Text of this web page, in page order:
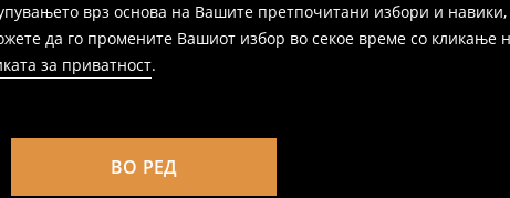
врз основа на Вашите претпочитани избори и
да го промените Вашиот избор во секое време со кликање
за приватност.
ВО РЕД